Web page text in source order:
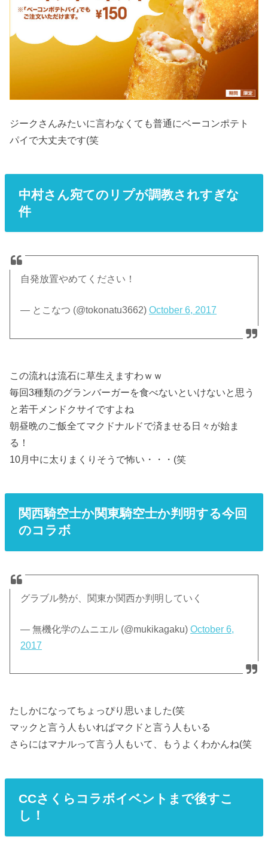
ジークさんみたいに言わなくても普通にベーコンポテト
パイで大丈夫です(笑
中村さん宛てのリプが調教されすぎな
件
自発放置やめてください！
— とこなつ (@tokonatu3662)October 6, 2017
この流れは流石に草生えますわｗｗ
毎回3種類のグランバーガーを食べないといけないと思う
と若干メンドクサイですよね
朝昼晩のご飯全てマクドナルドで済ませる日々が始ま
る！
10月中に太りまくりそうで怖い・・・(笑
関西騎空士か関東騎空士か判明する今回
のコラボ
グラブル勢が、関東か関西か判明していく
— 無機化学のムニエル (@mukikagaku)October 6,
2017
たしかになってちょっぴり思いました(笑
マックと言う人もいればマクドと言う人もいる
さらにはマナルって言う人もいて、もうよくわかんね(笑
CCさくらコラボイベントまで後すこ
し！